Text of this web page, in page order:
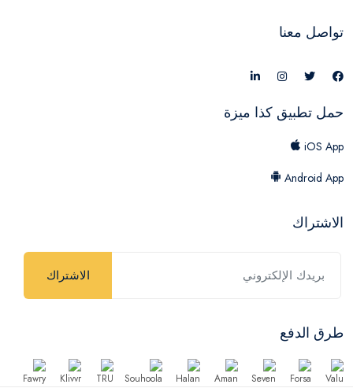
تواصل معنا
حمل تطبيق كذا ميزة
iOS App
Android App
الاشتراك
الاشتراك
طرق الدفع